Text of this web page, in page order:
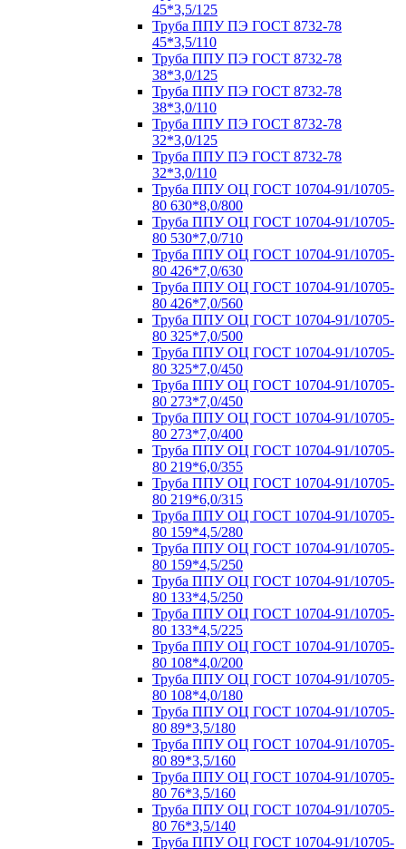
45*3,5/125
Труба ППУ ПЭ ГОСТ 8732-78
45*3,5/110
Труба ППУ ПЭ ГОСТ 8732-78
38*3,0/125
Труба ППУ ПЭ ГОСТ 8732-78
38*3,0/110
Труба ППУ ПЭ ГОСТ 8732-78
32*3,0/125
Труба ППУ ПЭ ГОСТ 8732-78
32*3,0/110
Труба ППУ ОЦ ГОСТ 10704-91/10705-
80 630*8,0/800
Труба ППУ ОЦ ГОСТ 10704-91/10705-
80 530*7,0/710
Труба ППУ ОЦ ГОСТ 10704-91/10705-
80 426*7,0/630
Труба ППУ ОЦ ГОСТ 10704-91/10705-
80 426*7,0/560
Труба ППУ ОЦ ГОСТ 10704-91/10705-
80 325*7,0/500
Труба ППУ ОЦ ГОСТ 10704-91/10705-
80 325*7,0/450
Труба ППУ ОЦ ГОСТ 10704-91/10705-
80 273*7,0/450
Труба ППУ ОЦ ГОСТ 10704-91/10705-
80 273*7,0/400
Труба ППУ ОЦ ГОСТ 10704-91/10705-
80 219*6,0/355
Труба ППУ ОЦ ГОСТ 10704-91/10705-
80 219*6,0/315
Труба ППУ ОЦ ГОСТ 10704-91/10705-
80 159*4,5/280
Труба ППУ ОЦ ГОСТ 10704-91/10705-
80 159*4,5/250
Труба ППУ ОЦ ГОСТ 10704-91/10705-
80 133*4,5/250
Труба ППУ ОЦ ГОСТ 10704-91/10705-
80 133*4,5/225
Труба ППУ ОЦ ГОСТ 10704-91/10705-
80 108*4,0/200
Труба ППУ ОЦ ГОСТ 10704-91/10705-
80 108*4,0/180
Труба ППУ ОЦ ГОСТ 10704-91/10705-
80 89*3,5/180
Труба ППУ ОЦ ГОСТ 10704-91/10705-
80 89*3,5/160
Труба ППУ ОЦ ГОСТ 10704-91/10705-
80 76*3,5/160
Труба ППУ ОЦ ГОСТ 10704-91/10705-
80 76*3,5/140
Труба ППУ ОЦ ГОСТ 10704-91/10705-